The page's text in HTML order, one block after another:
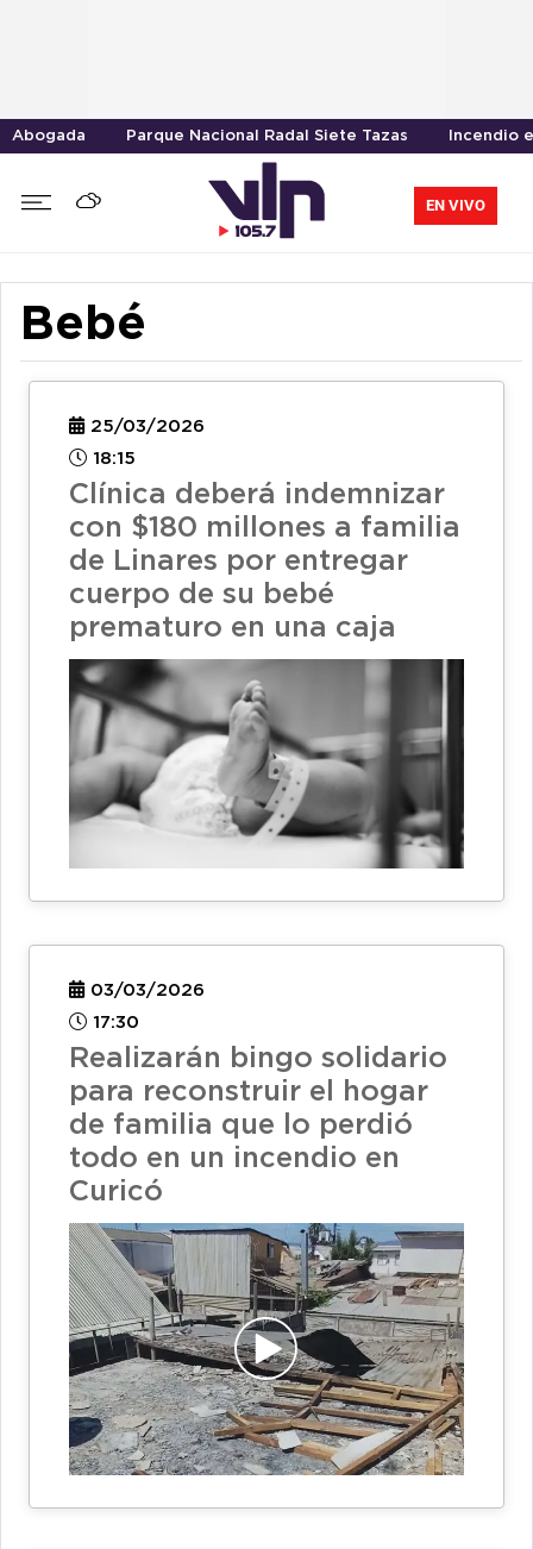
Abogada Parque Nacional Radal Siete Tazas Incendio
EN VIVO
Bebé
25/03/2026
18:15
Clínica deberá indemnizar
con $180 millones a familia
de Linares por entregar
cuerpo de su bebé
prematuro en una caja
03/03/2026
17:30
Realizarán bingo solidario
para reconstruir el hogar
de familia que lo perdió
todo en un incendio en
Curicó